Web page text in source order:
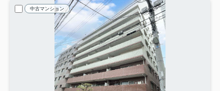
中古マンション